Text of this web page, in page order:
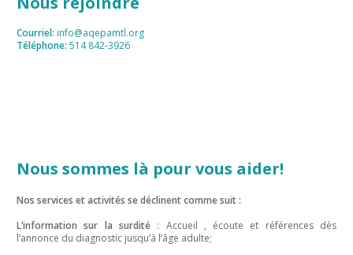
Courriel: info@aqepamtl.org
Téléphone: 514 842-3926
Nous sommes là pour vous aider!
Nos services et activités se déclinent comme suit :
L’information sur la surdité: Accueil , écoute et références dès
l’annonce du diagnostic jusqu’à l’âge adulte;